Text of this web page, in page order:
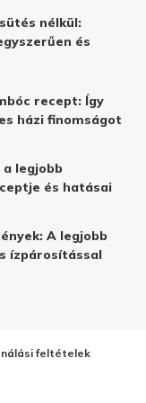
nélkül:
és
recept: Így
házi finomságot
legjobb
és hatásai
A legjobb
ízpárosítással
feltételek